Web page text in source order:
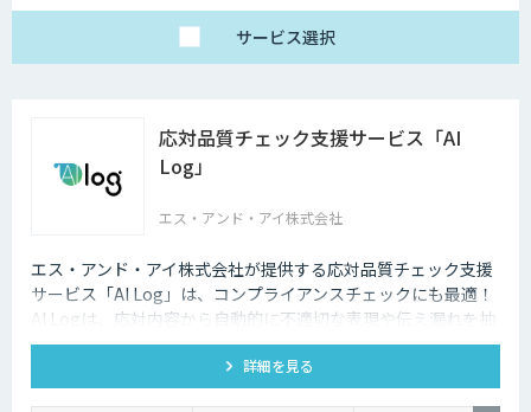
サービス選択
応対品質チェック支援サービス「AI
Log」
エス・アンド・アイ株式会社
エス・アンド・アイ株式会社が提供する応対品質チェック支援
サービス「AI Log」は、コンプライアンスチェックにも最適！
AI Logは、応対内容から自動的に不適切な表現や伝え漏れを抽
出し、応対品質の向上をサポートします。
詳細を見る